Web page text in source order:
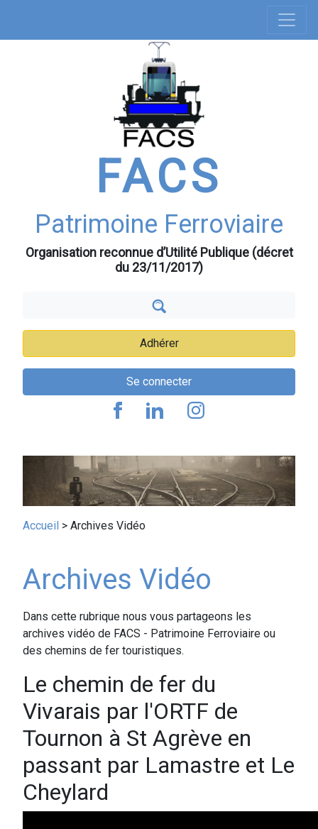
contenu
FACS
Patrimoine Ferroviaire
Organisation reconnue d’Utilité Publique (décret
du 23/11/2017)
Adhérer
Se connecter
principale
Fil
Accueil Archives Vidéo
Archives Vidéo
Contenu
public
Dans cette rubrique nous vous partageons les
archives vidéo de FACS - Patrimoine Ferroviaire ou
des chemins de fer touristiques.
Le chemin de fer du
Vivarais par l'ORTF de
Tournon à St Agrève en
passant par Lamastre et Le
Cheylard